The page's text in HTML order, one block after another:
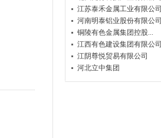
江苏泰禾金属工业有限公司
河南明泰铝业股份有限公司
铜陵有色金属集团控股...
江西有色建设集团有限公司
江阴尊悦贸易有限公司
河北立中集团